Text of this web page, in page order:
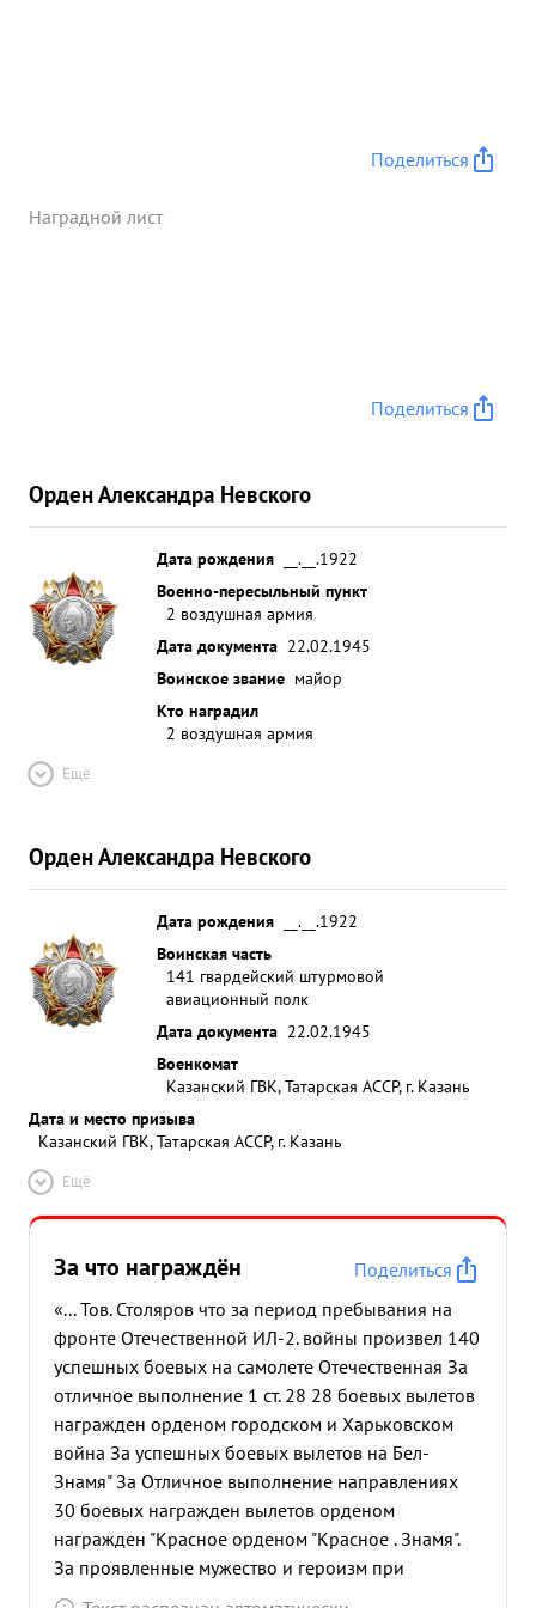
действовавиме в составе данных групп, аэродит
пунктов на ведения. за произведенные 24
Поделиться
Наградной лист
Поделиться
Орден Александра Невского
Дата рождения
__.__.1922
Военно-пересыльный пункт
2 воздушная армия
Дата документа 22.02.1945
Воинское звание майор
Кто наградил
2 воздушная армия
Ещё
Орден Александра Невского
Дата рождения
__.__.1922
Воинская часть
141 гвардейский штурмовой
авиационный полк
Дата документа 22.02.1945
Военкомат
Казанский ГВК, Татарская АССР, г. Казань
Дата и место призыва
Казанский ГВК, Татарская АССР, г. Казань
Ещё
За что награждён
Поделиться
«... Тов. Столяров что за период пребывания на
фронте Отечественной ИЛ-2. войны произвел 140
успешных боевых на самолете Отечественная За
отличное выполнение 1 ст. 28 28 боевых вылетов
награжден орденом городском и Харьковском
война За успешных боевых вылетов на Бел-
Знамя" За Отличное выполнение направлениях
30 боевых награжден вылетов орденом
награжден "Красное орденом "Красное . Знамя".
За проявленные мужество и героизм при
выполнении 96 успешных боевых вылетов